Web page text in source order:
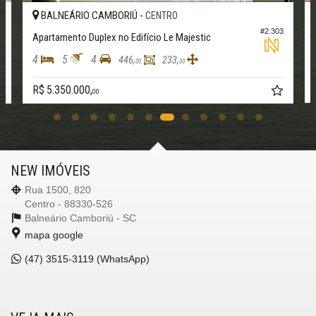
#2.303
BALNEÁRIO CAMBORIÚ -CENTRO
Apartamento Duplex no Edifício Le Majestic
4 5 4 446,00 233,00
R$ 5.350.000,00
NEW IMÓVEIS
Rua 1500, 820
Centro - 88330-526
Balneário Camboriú - SC
mapa google
(47) 3515-3119 (WhatsApp)